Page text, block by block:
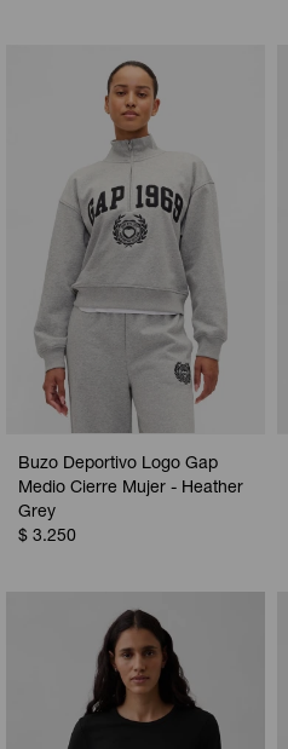
Buzo Deportivo Logo Gap
Medio Cierre Mujer - Heather
Grey
$ 3.250